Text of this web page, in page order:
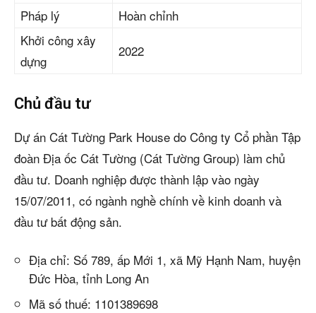
Pháp lý
Hoàn chỉnh
Khởi công xây
dựng
2022
Chủ đầu tư
Dự án Cát Tường Park House do Công ty Cổ phần Tập
đoàn Địa ốc Cát Tường (Cát Tường Group) làm chủ
đầu tư. Doanh nghiệp được thành lập vào ngày
15/07/2011, có ngành nghề chính về kinh doanh và
đầu tư bất động sản.
Địa chỉ: Số 789, ấp Mới 1, xã Mỹ Hạnh Nam, huyện
Đức Hòa, tỉnh Long An
Mã số thuế: 1101389698